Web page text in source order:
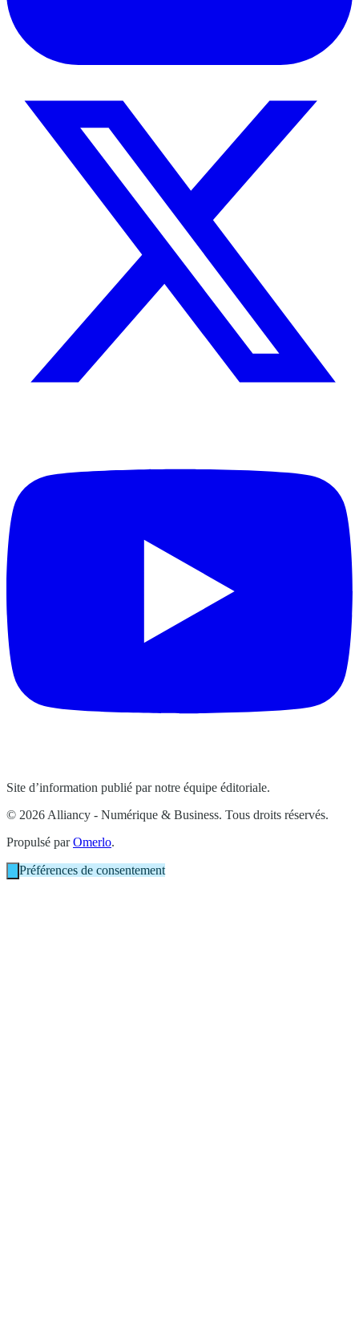
Site d’information publié par notre équipe éditoriale.
© 2026 Alliancy - Numérique & Business. Tous droits réservés.
Propulsé parOmerlo.
Préférences de consentement